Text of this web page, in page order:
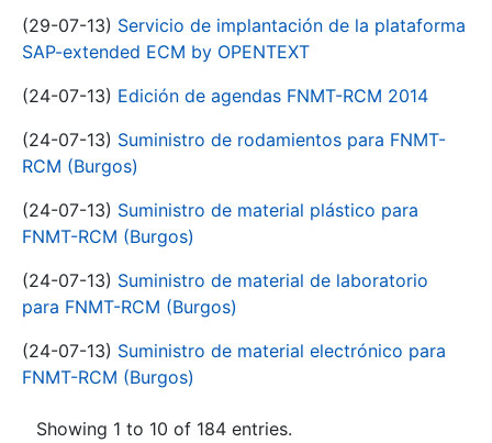
(29-07-13) Servicio de implantación de la plataforma
SAP-extended ECM by OPENTEXT
(24-07-13) Edición de agendas FNMT-RCM 2014
(24-07-13) Suministro de rodamientos para FNMT-
RCM (Burgos)
(24-07-13) Suministro de material plástico para
FNMT-RCM (Burgos)
(24-07-13) Suministro de material de laboratorio
para FNMT-RCM (Burgos)
(24-07-13) Suministro de material electrónico para
FNMT-RCM (Burgos)
Showing 1 to 10 of 184 entries.